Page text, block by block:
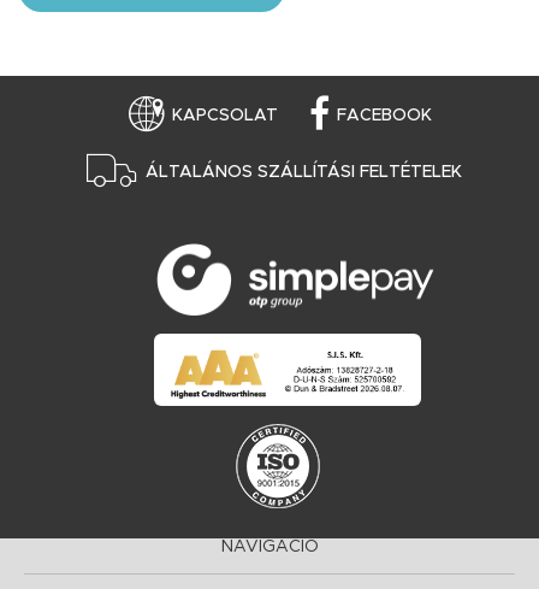
KAPCSOLAT FACEBOOK
ÁLTALÁNOS SZÁLLÍTÁSI FELTÉTELEK
NAVIGÁCIÓ